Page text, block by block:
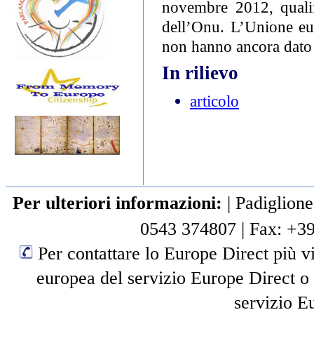
novembre 2012,
dell’Onu. L’Unione
non hanno ancora
In rilievo
articolo
Per ulteriori informazioni: |
0543 374807 | Fax:
Per contattare lo Europe Direct più
europea del servizio Europe Direct
servizio